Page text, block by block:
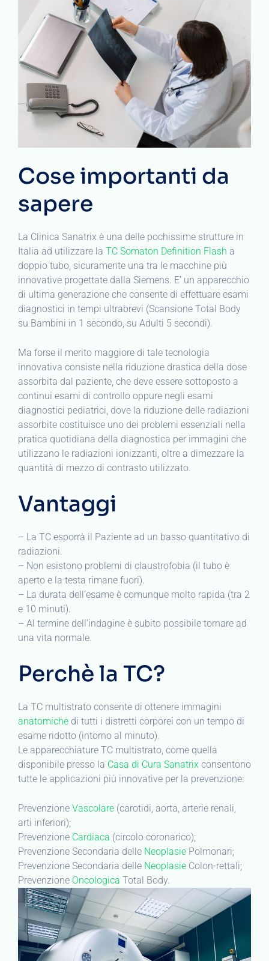
Cose importanti da
sapere
La Clinica Sanatrix è una delle pochissime strutture in
Italia ad utilizzare la TC Somaton Definition Flash a
doppio tubo, sicuramente una tra le macchine più
innovative progettate dalla Siemens. E’ un apparecchio
di ultima generazione che consente di effettuare esami
diagnostici in tempi ultrabrevi (Scansione Total Body
su Bambini in 1 secondo, su Adulti 5 secondi).
Ma forse il merito maggiore di tale tecnologia
innovativa consiste nella riduzione drastica della dose
assorbita dal paziente, che deve essere sottoposto a
continui esami di controllo oppure negli esami
diagnostici pediatrici, dove la riduzione delle radiazioni
assorbite costituisce uno dei problemi essenziali nella
pratica quotidiana della diagnostica per immagini che
utilizzano le radiazioni ionizzanti, oltre a dimezzare la
quantità di mezzo di contrasto utilizzato.
Vantaggi
– La TC esporrà il Paziente ad un basso quantitativo di
radiazioni.
– Non esistono problemi di claustrofobia (il tubo è
aperto e la testa rimane fuori).
– La durata dell’esame è comunque molto rapida (tra 2
e 10 minuti).
– Al termine dell’indagine è subito possibile tornare ad
una vita normale.
Perchè la TC?
La TC multistrato consente di ottenere immagini
anatomiche di tutti i distretti corporei con un tempo di
esame ridotto (intorno al minuto).
Le apparecchiature TC multistrato, come quella
disponibile presso la Casa di Cura Sanatrix consentono
tutte le applicazioni più innovative per la prevenzione:
Prevenzione Vascolare (carotidi, aorta, arterie renali,
arti inferiori);
Prevenzione Cardiaca (circolo coronarico);
Prevenzione Secondaria delle Neoplasie Polmonari;
Prevenzione Secondaria delle Neoplasie Colon-rettali;
Prevenzione Oncologica Total Body.